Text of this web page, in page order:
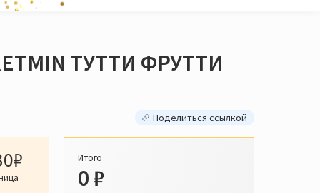
ТУТТИ ФРУТТИ
Поделиться ссылкой
Итого
0₽